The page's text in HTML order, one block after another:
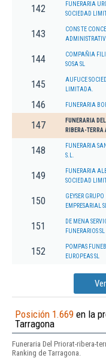
142
FUNERARIA
SOCIEDAD
143
CONS TE
144
COMPAÑIA
SOSA SL
145
AUFUCE
LIMITADA.
146 FUNERARIA
147
FUNERARIA
RIBERA-TERRA
148
FUNERARIA
S.L.
149
FUNERARIA
SOCIEDAD
150
GEYSER GRUPO
EMPRESARIAL SL
151
DE MENA
FUNERARIOS SL
152
POMPAS
EUROPEAS SL
Posición 1.669 en la
Tarragona
Funeraria Del Priorat-ribera-
Ranking de Tarragona.